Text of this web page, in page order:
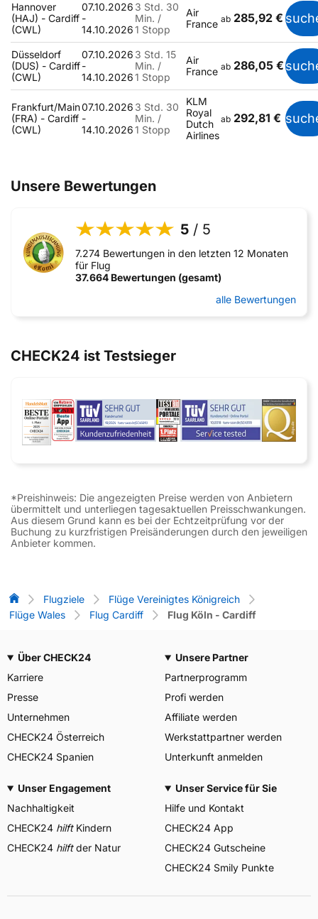
Hannover
(HAJ) - Cardiff
(CWL)
07.10.2026
-
14.10.2026
3 Std. 30
Min. /
1 Stopp
Air
France ab 285,92 €
Düsseldorf
(DUS) - Cardiff
(CWL)
07.10.2026
-
14.10.2026
3 Std. 15
Min. /
1 Stopp
Air
France ab 286,05 €
Frankfurt/Main
(FRA) - Cardiff
(CWL)
07.10.2026
-
14.10.2026
3 Std. 30
Min. /
1 Stopp
KLM
Royal
Dutch
Airlines
ab 292,81 €
Unsere Bewertungen
5 / 5
7.274 Bewertungen in den letzten 12 Monaten
für Flug
37.664 Bewertungen (gesamt)
alle Bewertungen
CHECK24 ist Testsieger
*Preishinweis: Die angezeigten Preise werden von Anbietern
übermittelt und unterliegen tagesaktuellen Preisschwankungen.
Aus diesem Grund kann es bei der Echtzeitprüfung vor der
Buchung zu kurzfristigen Preisänderungen durch den jeweiligen
Anbieter kommen.
Flug-Vergleich
Flugziele
Flüge Vereinigtes Königreich
Flüge Wales
Flug Cardiff Flug Köln - Cardiff
Über CHECK24
Karriere
Presse
Unternehmen
CHECK24 Österreich
CHECK24 Spanien
Unsere Partner
Partnerprogramm
Profi werden
Affiliate werden
Werkstattpartner werden
Unterkunft anmelden
Unser Engagement
Nachhaltigkeit
CHECK24 hilftKindern
CHECK24 hilftder Natur
Unser Service für Sie
Hilfe und Kontakt
CHECK24 App
CHECK24 Gutscheine
CHECK24 Smily Punkte